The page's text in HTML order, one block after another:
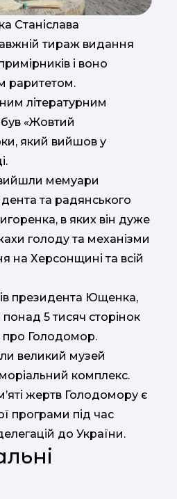
Станіслава
тираж видання
і воно
раритетом.
літературним
«Жовтий
який вийшов у
мемуари
та радянського
в яких він дуже
голоду та механізми
на Херсонщині та всій
президента Ющенка,
5 тисяч сторінок
про Голодомор.
великий музей
комплекс.
жертв Голодомору є
програми під час
до України.